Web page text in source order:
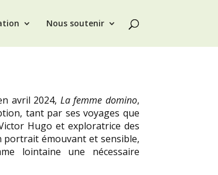
Nous soutenir
avril 2024, La femme domino,
tant par ses voyages que
Hugo et exploratrice des
portrait émouvant et sensible,
lointaine une nécessaire